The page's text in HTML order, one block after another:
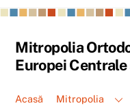
Mitropolia
Europei Centrale
Acasă Mitropolia